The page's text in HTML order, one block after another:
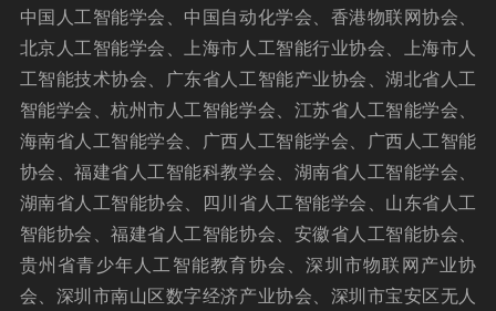
中国人工智能学会、中国自动化学会、香港物联网协会、
北京人工智能学会、上海市人工智能行业协会、上海市人
工智能技术协会、广东省人工智能产业协会、湖北省人工
智能学会、杭州市人工智能学会、江苏省人工智能学会、
海南省人工智能学会、广西人工智能学会、广西人工智能
协会、福建省人工智能科教学会、湖南省人工智能学会、
湖南省人工智能协会、四川省人工智能学会、山东省人工
智能协会、福建省人工智能协会、安徽省人工智能协会、
贵州省青少年人工智能教育协会、深圳市物联网产业协
会、深圳市南山区数字经济产业协会、深圳市宝安区无人